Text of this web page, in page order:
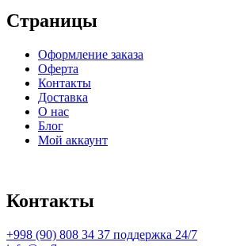
Страницы
Оформление заказа
Оферта
Контакты
Доставка
О нас
Блог
Мой аккаунт
Контакты
+998 (90) 808 34 37 поддержка 24/7